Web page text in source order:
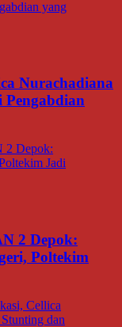
Nurachadiana
Pengabdian
2 Depok:
Poltekim